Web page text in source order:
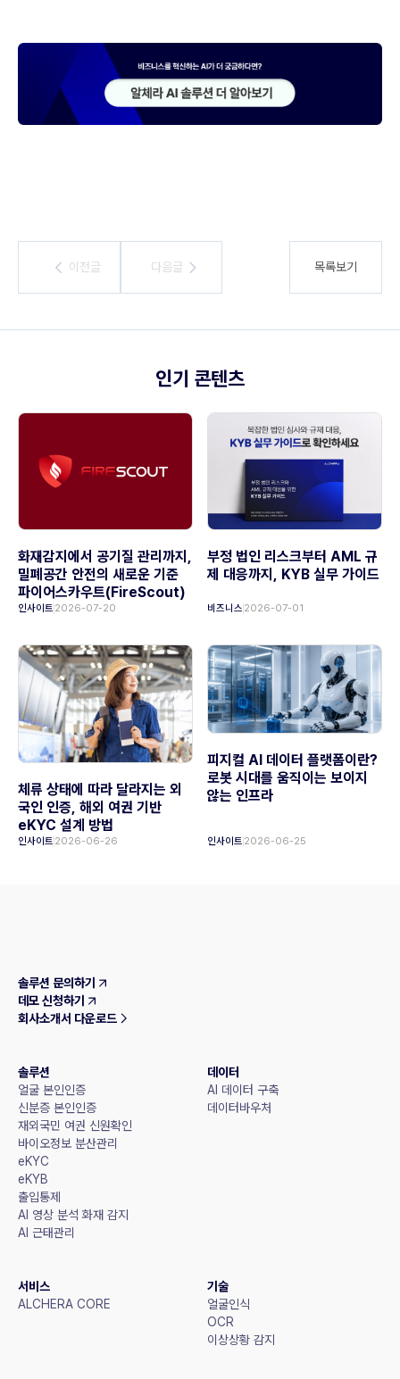
이전글
이전글 다음글
다음글 목록보기
인기 콘텐츠
화재감지에서 공기질 관리까지,
밀폐공간 안전의 새로운 기준
파이어스카우트(FireScout)
인사이트 2026-07-20
부정 법인 리스크부터 AML 규
제 대응까지, KYB 실무 가이드
비즈니스 2026-07-01
체류 상태에 따라 달라지는 외
국인 인증, 해외 여권 기반
eKYC 설계 방법
인사이트 2026-06-26
피지컬 AI 데이터 플랫폼이란?
로봇 시대를 움직이는 보이지
않는 인프라
인사이트 2026-06-25
솔루션 문의하기
데모 신청하기
회사소개서 다운로드
솔루션
얼굴 본인인증
신분증 본인인증
재외국민 여권 신원확인
바이오정보 분산관리
eKYC
eKYB
출입통제
AI 영상 분석 화재 감지
AI 근태관리
데이터
AI 데이터 구축
데이터바우처
서비스
ALCHERA CORE
기술
얼굴인식
OCR
이상상황 감지